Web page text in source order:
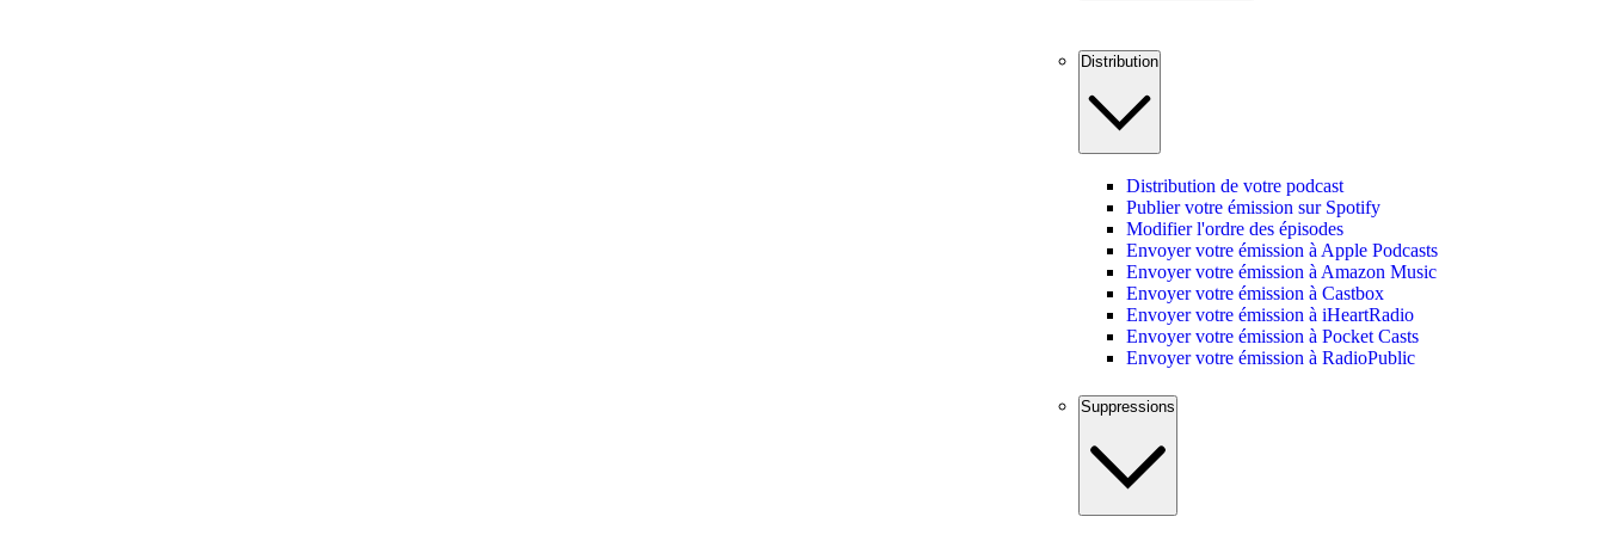
Distribution
Distribution de votre podcast
Publier votre émission sur Spotify
Modifier l'ordre des épisodes
Envoyer votre émission à Apple Podcasts
Envoyer votre émission à Amazon Music
Envoyer votre émission à Castbox
Envoyer votre émission à iHeartRadio
Envoyer votre émission à Pocket Casts
Envoyer votre émission à RadioPublic
Suppressions